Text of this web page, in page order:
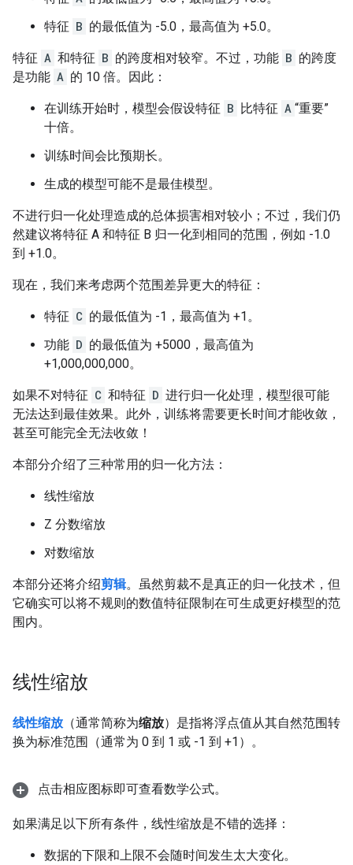
特征 B 的最低值为 -5.0，最高值为 +5.0。
特征 A 和特征 B 的跨度相对较窄。不过，功能 B 的跨度
是功能 A 的 10 倍。因此：
在训练开始时，模型会假设特征 B 比特征 A “重要”
十倍。
训练时间会比预期长。
生成的模型可能不是最佳模型。
不进行归一化处理造成的总体损害相对较小；不过，我们仍
然建议将特征 A 和特征 B 归一化到相同的范围，例如 -1.0
到 +1.0。
现在，我们来考虑两个范围差异更大的特征：
特征 C 的最低值为 -1，最高值为 +1。
功能 D 的最低值为 +5000，最高值为
+1,000,000,000。
如果不对特征 C 和特征 D 进行归一化处理，模型很可能
无法达到最佳效果。此外，训练将需要更长时间才能收敛，
甚至可能完全无法收敛！
本部分介绍了三种常用的归一化方法：
线性缩放
Z 分数缩放
对数缩放
本部分还将介绍剪辑。虽然剪裁不是真正的归一化技术，但
它确实可以将不规则的数值特征限制在可生成更好模型的范
围内。
线性缩放
线性缩放 （通常简称为缩放）是指将浮点值从其自然范围转
换为标准范围（通常为 0 到 1 或 -1 到 +1）。
点击相应图标即可查看数学公式。
如果满足以下所有条件，线性缩放是不错的选择：
数据的下限和上限不会随时间发生太大变化。